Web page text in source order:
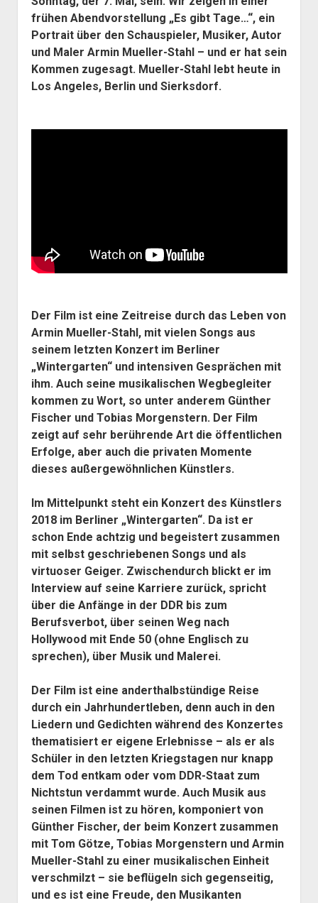
frühen Abendvorstellung „Es gibt Tage…“, ein
Portrait über den Schauspieler, Musiker, Autor
und Maler Armin Mueller-Stahl – und er hat sein
Kommen zugesagt. Mueller-Stahl lebt heute in
Los Angeles, Berlin und Sierksdorf.
Der Film ist eine Zeitreise durch das Leben von
Armin Mueller-Stahl, mit vielen Songs aus
seinem letzten Konzert im Berliner
„Wintergarten“ und intensiven Gesprächen mit
ihm. Auch seine musikalischen Wegbegleiter
kommen zu Wort, so unter anderem Günther
Fischer und Tobias Morgenstern. Der Film
zeigt auf sehr berührende Art die öffentlichen
Erfolge, aber auch die privaten Momente
dieses außergewöhnlichen Künstlers.
Im Mittelpunkt steht ein Konzert des Künstlers
2018 im Berliner „Wintergarten“. Da ist er
schon Ende achtzig und begeistert zusammen
mit selbst geschriebenen Songs und als
virtuoser Geiger. Zwischendurch blickt er im
Interview auf seine Karriere zurück, spricht
über die Anfänge in der DDR bis zum
Berufsverbot, über seinen Weg nach
Hollywood mit Ende 50 (ohne Englisch zu
sprechen), über Musik und Malerei.
Der Film ist eine anderthalbstündige Reise
durch ein Jahrhundertleben, denn auch in den
Liedern und Gedichten während des Konzertes
thematisiert er eigene Erlebnisse – als er als
Schüler in den letzten Kriegstagen nur knapp
dem Tod entkam oder vom DDR-Staat zum
Nichtstun verdammt wurde. Auch Musik aus
seinen Filmen ist zu hören, komponiert von
Günther Fischer, der beim Konzert zusammen
mit Tom Götze, Tobias Morgenstern und Armin
Mueller-Stahl zu einer musikalischen Einheit
verschmilzt – sie beflügeln sich gegenseitig,
und es ist eine Freude, den Musikanten